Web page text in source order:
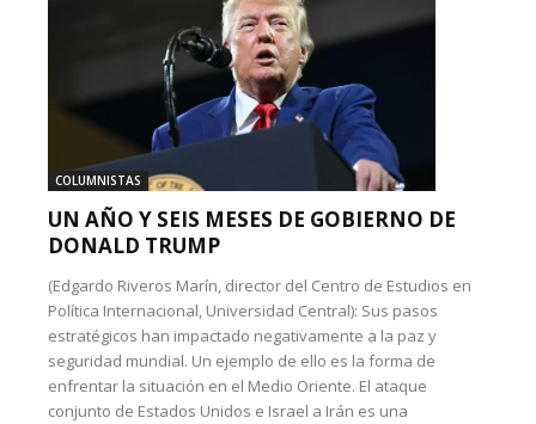
COLUMNISTAS
UN AÑO Y SEIS MESES DE GOBIERNO DE
DONALD TRUMP
(Edgardo Riveros Marín, director del Centro de Estudios en
Política Internacional, Universidad Central): Sus pasos
estratégicos han impactado negativamente a la paz y
seguridad mundial. Un ejemplo de ello es la forma de
enfrentar la situación en el Medio Oriente. El ataque
conjunto de Estados Unidos e Israel a Irán es una